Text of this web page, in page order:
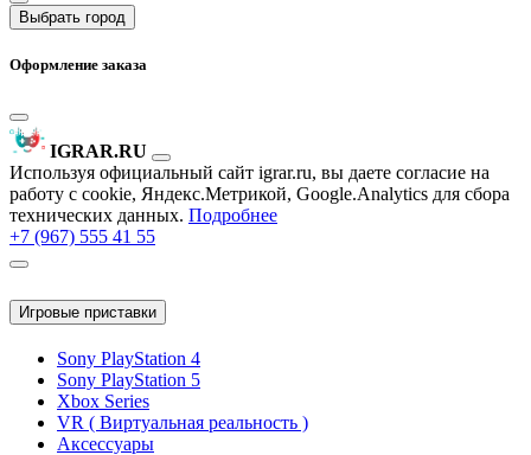
Выбрать город
Оформление заказа
IGRAR.RU
Используя официальный сайт igrar.ru, вы даете согласие на
работу с cookie, Яндекс.Метрикой, Google.Analytics для сбора
технических данных. Подробнее
+7 (967) 555 41 55
Игровые приставки
Sony PlayStation 4
Sony PlayStation 5
Xbox Series
VR ( Виртуальная реальность )
Аксессуары